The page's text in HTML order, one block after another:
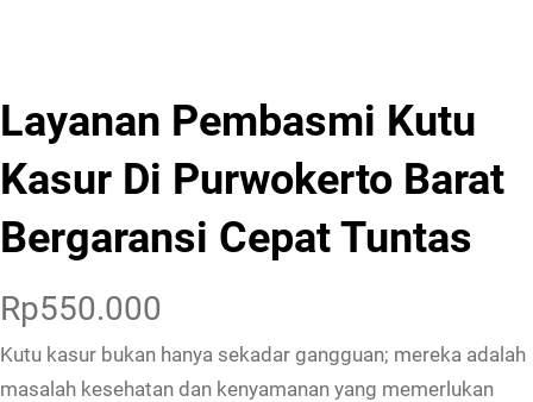
Layanan Pembasmi Kutu
Kasur Di Purwokerto Barat
Bergaransi Cepat Tuntas
Rp550.000
Kutu kasur bukan hanya sekadar gangguan; mereka adalah
masalah kesehatan dan kenyamanan yang memerlukan